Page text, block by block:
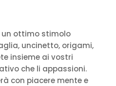
un ottimo stimolo
uncinetto, origami,
insieme ai vostri
che li appassioni.
con piacere mente e